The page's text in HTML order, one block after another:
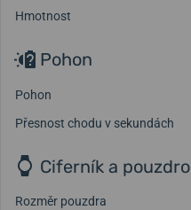
Hmotnost
Pohon
Pohon
Přesnost chodu v sekundách
Ciferník a pouzdro
Rozměr pouzdra